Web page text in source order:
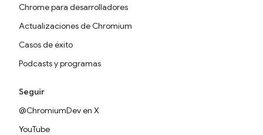
Chrome para desarrolladores
Actualizaciones de Chromium
Casos de éxito
Podcasts y programas
Seguir
@ChromiumDev en X
YouTube